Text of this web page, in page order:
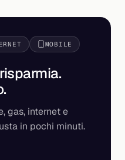
MOBILE
.
gas, internet e
in pochi minuti.